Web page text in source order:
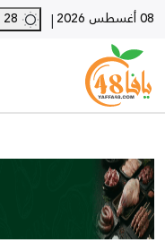
08 أغسطس 2026 |
أخبار محلية
أخبار يافا
SHORTS
أخبار اللد والرملة